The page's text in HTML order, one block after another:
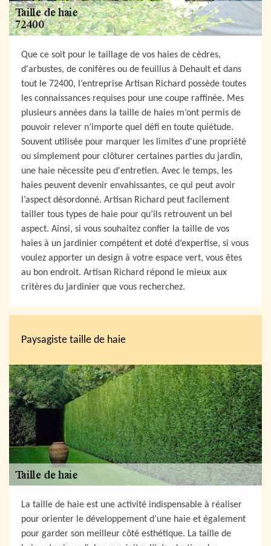
Que ce soit pour le taillage de vos haies de cèdres,
d'arbustes, de conifères ou de feuillus à Dehault et dans
tout le 72400, l’entreprise Artisan Richard possède toutes
les connaissances requises pour une coupe raffinée. Mes
plusieurs années dans la taille de haies m’ont permis de
pouvoir relever n’importe quel défi en toute quiétude.
Souvent utilisée pour marquer les limites d'une propriété
ou simplement pour clôturer certaines parties du jardin,
une haie nécessite peu d'entretien. Avec le temps, les
haies peuvent devenir envahissantes, ce qui peut avoir
l’aspect désordonné. Artisan Richard peut facilement
tailler tous types de haie pour qu’ils retrouvent un bel
aspect. Ainsi, si vous souhaitez confier la taille de vos
haies à un jardinier compétent et doté d’expertise, si vous
voulez apporter un design à votre espace vert, vous êtes
au bon endroit. Artisan Richard répond le mieux aux
critères du jardinier que vous recherchez.
Paysagiste taille de haie
La taille de haie est une activité indispensable à réaliser
pour orienter le développement d’une haie et également
pour garder son meilleur côté esthétique. La taille de